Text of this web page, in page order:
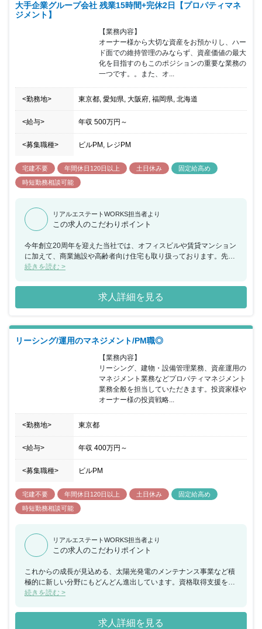
大手企業グループ会社 残業15時間+完休2日【プロパティマネ
ジメント】
【業務内容】
オーナー様から大切な資産をお預かりし、ハー
ド面での維持管理のみならず、資産価値の最大
化を目指すのもこのポジションの重要な業務の
一つです。。また、オ...
<勤務地> 東京都, 愛知県, 大阪府, 福岡県, 北海道
<給与> 年収 500万円 ～
<募集職種> ビルPM, レジPM
宅建不要 年間休日120日以上 土日休み
固定給高め
時短勤務相談可能
リアルエステートWORKS担当者より
この求人のこだわりポイント
今年創立20周年を迎えた当社では、オフィスビルや賃貸マンション
に加えて、商業施設や高齢者向け住宅も取り扱っております。先進
技術を駆使しながら、これからもお客様の大切な資産を守り、資産
続きを読む >
求人詳細を見る
リーシング/運用のマネジメント/PM職◎
【業務内容】
リーシング、建物・設備管理業務、資産運用の
マネジメント業務などプロパティマネジメント
業務全般を担当していただきます。投資家様や
オーナー様の投資戦略...
<勤務地> 東京都
<給与> 年収 400万円 ～
<募集職種> ビルPM
宅建不要 年間休日120日以上 土日休み
固定給高め
時短勤務相談可能
リアルエステートWORKS担当者より
この求人のこだわりポイント
これからの成長が見込める、太陽光発電のメンテナンス事業など積
極的に新しい分野にもどんどん進出しています。資格取得支援を目
的とした各種研修だけでなく大手グループ力を活かしたポジション
おります。また、透明性のある評価制度があり、ワークライフバラ
ンスの充実にも力を入れております。
続きを読む >
求人詳細を見る